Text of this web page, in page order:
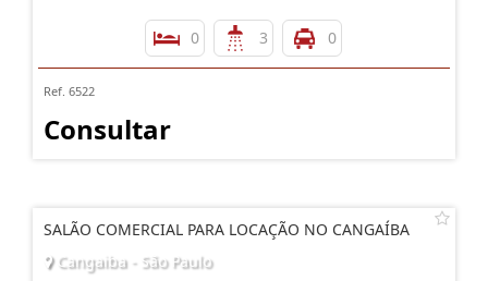
0 3 0
Ref. 6522
Consultar
SALÃO COMERCIAL PARA LOCAÇÃO NO CANGAÍBA
Cangaiba - São Paulo